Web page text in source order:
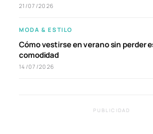
21/07/2026
MODA & ESTILO
Cómo vestirse en verano sin perder
comodidad
14/07/2026
PUBLICIDAD